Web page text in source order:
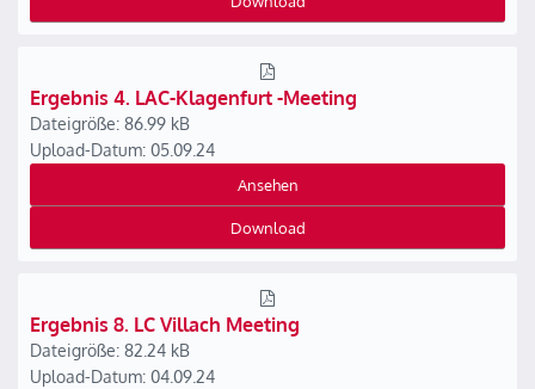
Ergebnis 4. LAC-Klagenfurt -Meeting
Dateigröße: 86.99 kB
Upload-Datum: 05.09.24
Ansehen
Download
Ergebnis 8. LC Villach Meeting
Dateigröße: 82.24 kB
Upload-Datum: 04.09.24